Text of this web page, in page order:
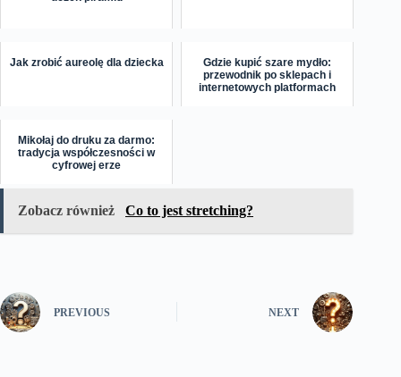
Jak zrobić aureolę dla dziecka
Gdzie kupić szare mydło:
przewodnik po sklepach i
internetowych platformach
Mikołaj do druku za darmo:
tradycja współczesności w
cyfrowej erze
Zobacz również Co to jest stretching?
PREVIOUS NEXT